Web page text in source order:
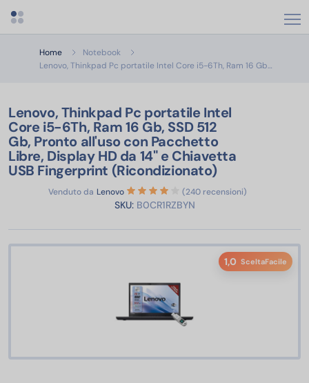
Apri menu categorie
Home
Notebook
Lenovo, Thinkpad Pc portatile Intel Core i5-6Th, Ram 16 Gb…
Lenovo, Thinkpad Pc portatile Intel
Core i5-6Th, Ram 16 Gb, SSD 512
Gb, Pronto all'uso con Pacchetto
Libre, Display HD da 14" e Chiavetta
USB Fingerprint (Ricondizionato)
Venduto da Lenovo (240 recensioni)
SKU:B0CR1RZBYN
1,0 SceltaFacile